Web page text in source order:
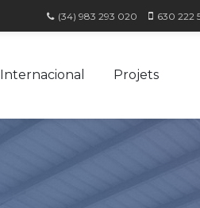
(34) 983 293 020 630 222
Internacional Projets